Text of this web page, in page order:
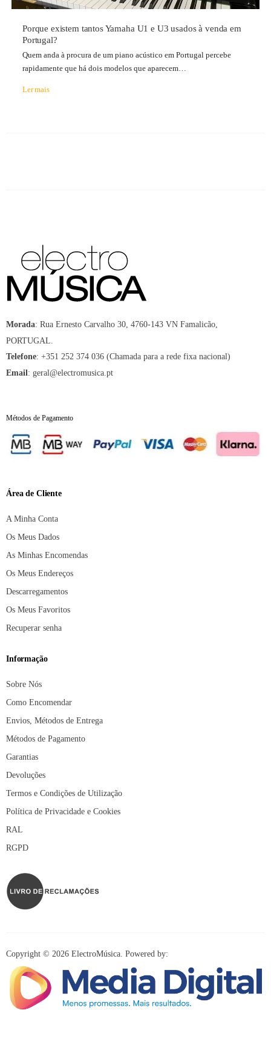
Porque existem tantos Yamaha U1 e U3 usados à venda em
Portugal?
Quem anda à procura de um piano acústico em Portugal percebe
rapidamente que há dois modelos que aparecem…
Ler mais
Morada: Rua Ernesto Carvalho 30, 4760-143 VN Famalicão,
PORTUGAL.
Telefone: +351 252 374 036 (Chamada para a rede fixa nacional)
Email: geral@electromusica.pt
Métodos de Pagamento
Área de Cliente
A Minha Conta
Os Meus Dados
As Minhas Encomendas
Os Meus Endereços
Descarregamentos
Os Meus Favoritos
Recuperar senha
Informação
Sobre Nós
Como Encomendar
Envios, Métodos de Entrega
Métodos de Pagamento
Garantias
Devoluções
Termos e Condições de Utilização
Política de Privacidade e Cookies
RAL
RGPD
Copyright © 2026 ElectroMúsica. Powered by: